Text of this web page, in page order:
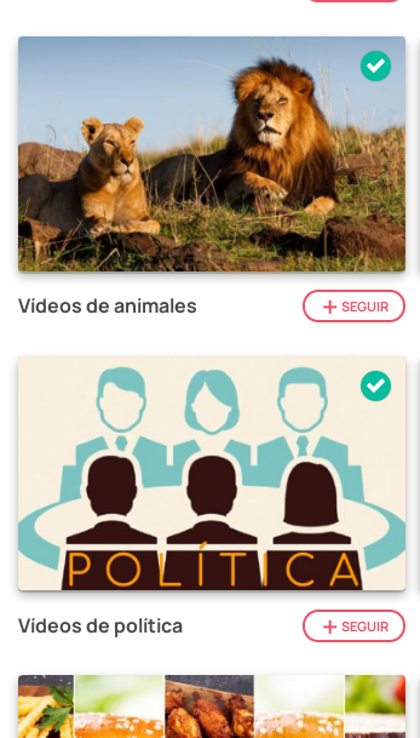
Vídeos de animales SEGUIR
Vídeos de política SEGUIR